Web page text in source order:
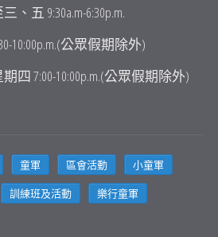
新》
September 4, 2026
深資童軍IPSC射擊訓練班
深資童軍及樂行童軍 社區參
與章訓練班(藥物教育) 《更
新》
五 9:30a.m-6:30p.m.
公眾假期除外)
四 7:00-10:00p.m.(公眾假期除外)
童軍 區會活動
小童軍
訓練班及活動
樂行童軍